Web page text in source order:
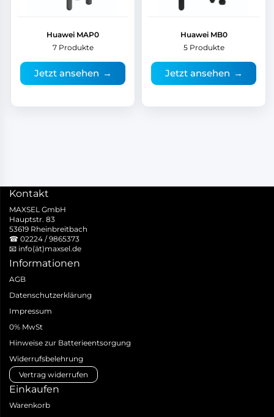
Huawei MAP0
7 Produkte
Jetzt ansehen →
Huawei MB0
5 Produkte
Jetzt ansehen →
Kontakt
MAXSEL GmbH
Hauptstr. 83
53619 Rheinbreitbach
☎ 02224 / 9865373
📧 info(ät)maxsel.de
Informationen
AGB
Datenschutzerklärung
Impressum
0% MwSt
Hinweise zur Batterieentsorgung
Widerrufsbelehrung
Vertrag widerrufen
Einkaufen
Warenkorb